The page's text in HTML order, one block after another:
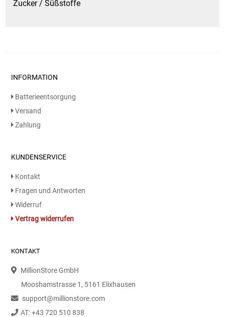
Zucker / Süßstoffe
INFORMATION
Batterieentsorgung
Versand
Zahlung
KUNDENSERVICE
Kontakt
Fragen und Antworten
Widerruf
Vertrag widerrufen
KONTAKT
MillionStore GmbH
Mooshamstrasse 1, 5161 Elixhausen
support@millionstore.com
AT: +43 720 510 838